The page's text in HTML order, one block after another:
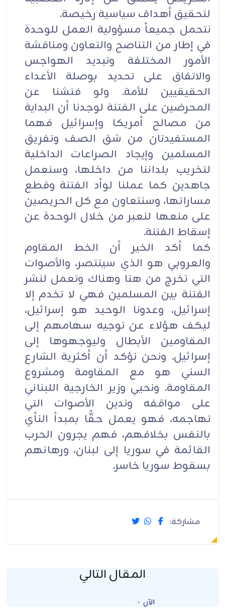
لتحقيق أهداف سياسية رخيصة.
نتحمل جميعاً مسؤولية العمل للوحدة
في إطار من التناصح والتعاون ومناقشة
الأمور المختلفة وتبديد الهواجس
والاتفاق على تحديد بوصلة الأعداء
الحقيقيين للأمة. ولو فتشنا عن
المحرضين على الفتنة لوجدنا أن البداية
من مصالح أمريكا وإسرائيل فهما
المستفيدتان من شق الصف وتفريق
المسلمين وإيجاد الصراعات الداخلية
لتخريب بلداننا من داخلها، وسنعمل
جاهدين كما عملنا لوأد الفتنة وقطع
مساراتها، وسنتعاون مع كل الحريصين
على منعها لنعبر من خلال الوحدة عن
إسقاط الفتنة.
كما أكد الخير أن الخط المقاوم
والعروبي هو الذي سينتصر، والأصوات
التي تخرج من هنا وهناك وتعمل لنشر
الفتنة بين المسلمين فهي لا تخدم إلا
إسرائيل، وعدونا الوحيد هو إسرائيل،
ليكف هؤلاء عن توجيه سهامهم إلى
المقاومين الأبطال وليوجهوها إلى
إسرائيل. ونحن نؤكد أن أكثرية الشارع
السني هو مع المقاومة ومشروع
المقاومة. ونحيي وزير الخارجية اللبناني
على مواقفه وندين الأصوات التي
تهاجمه، فهو يعمل حقًّا بمبدأ النأي
بالنفس بخلافهم، فهم يجرون الحرب
القائمة في سوريا إلى لبنان، ورهانهم
بسقوط سوريا خاسر.
مشاركة:
المقال التالي
الآن Loading...